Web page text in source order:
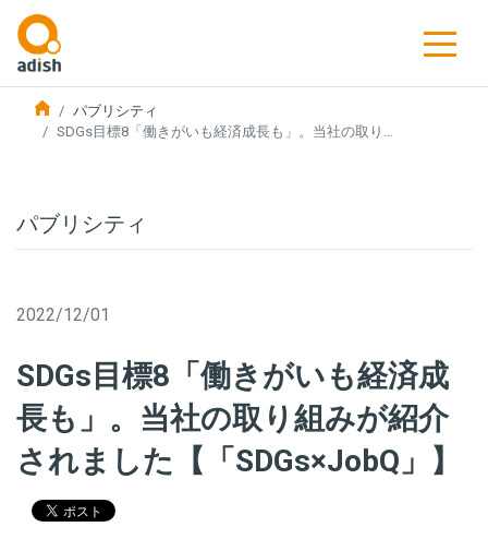
パブリシティ
SDGs目標8「働きがいも経済成長も」。当社の取り…
パブリシティ
2022/12/01
SDGs目標8「働きがいも経済成
長も」。当社の取り組みが紹介
されました【「SDGs×JobQ」】